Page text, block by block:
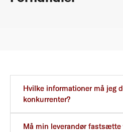
Hvilke informationer må jeg
konkurrenter?
Må min leverandør fastsætte